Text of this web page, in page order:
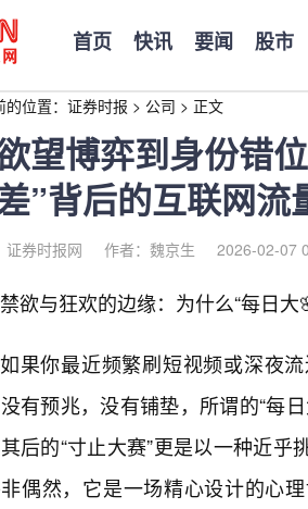
首页 快讯 要闻 股市
位置： 证券时报 > 公司 > 正文
望博弈到身份错
”背后的互联网流
证券时报网 作者：魏京生 2026-02-07
禁欲与狂欢的边缘：为什么“每日大
如果你最近频繁刷短视频或深夜
有预兆，没有铺垫，所谓的“每
后的“寸止大赛”更是以一种近
偶然，它是一场精心设计的心